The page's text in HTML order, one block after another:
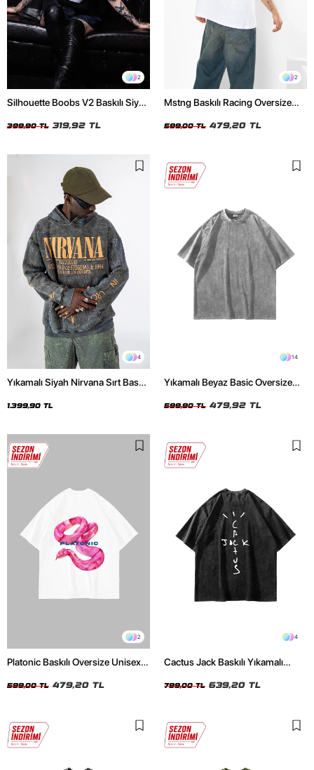
2
Silhouette Boobs V2 Baskılı Siyah
399,90 TL 319,92 TL
2
Mstng Baskılı Racing Oversize
599,00 TL 479,20 TL
4
Yıkamalı Siyah Nirvana Sırt Baskılı
1.399,90 TL
14
Yıkamalı Beyaz Basic Oversize
599,90 TL 479,92 TL
2
Platonic Baskılı Oversize Unisex
599,00 TL 479,20 TL
4
Cactus Jack Baskılı Yıkamalı
799,00 TL 639,20 TL